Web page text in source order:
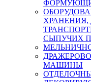
ХРАНЕНИЯ,
СЫПУЧИХ
МАШИНЫ